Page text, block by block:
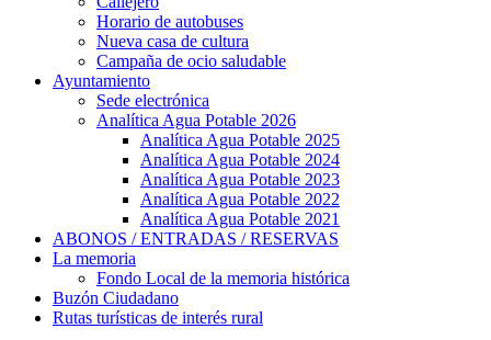
Horario de autobuses
Nueva casa de cultura
Campaña de ocio saludable
Ayuntamiento
Sede electrónica
Analítica Agua Potable 2026
Analítica Agua Potable 2025
Analítica Agua Potable 2024
Analítica Agua Potable 2023
Analítica Agua Potable 2022
Analítica Agua Potable 2021
ABONOS / ENTRADAS / RESERVAS
La memoria
Fondo Local de la memoria histórica
Buzón Ciudadano
Rutas turísticas de interés rural